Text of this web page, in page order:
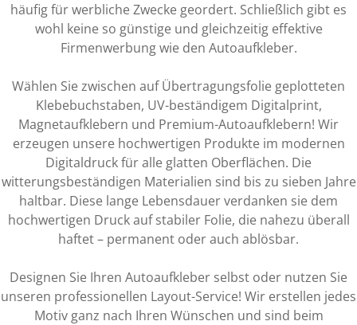
häufig für werbliche Zwecke geordert. Schließlich gibt es
wohl keine so günstige und gleichzeitig effektive
Firmenwerbung wie den Autoaufkleber.
Wählen Sie zwischen auf Übertragungsfolie geplotteten
Klebebuchstaben, UV-beständigem Digitalprint,
Magnetaufklebern und Premium-Autoaufklebern! Wir
erzeugen unsere hochwertigen Produkte im modernen
Digitaldruck für alle glatten Oberflächen. Die
witterungsbeständigen Materialien sind bis zu sieben Jahre
haltbar. Diese lange Lebensdauer verdanken sie dem
hochwertigen Druck auf stabiler Folie, die nahezu überall
haftet – permanent oder auch ablösbar.
Designen Sie Ihren Autoaufkleber selbst oder nutzen Sie
unseren professionellen Layout-Service! Wir erstellen jedes
Motiv ganz nach Ihren Wünschen und sind beim